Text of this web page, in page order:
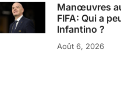
Manœuvres
FIFA: Qui a
Infantino ?
Août 6, 2026